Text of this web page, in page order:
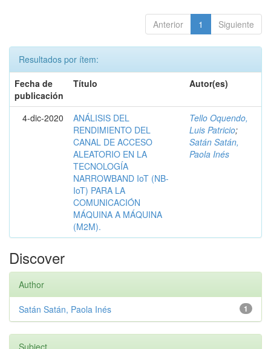
Anterior 1 Siguiente
Resultados por ítem:
Fecha de
publicación
Título Autor(es)
4-dic-2020
ANÁLISIS DEL
RENDIMIENTO DEL
CANAL DE ACCESO
ALEATORIO EN LA
TECNOLOGÍA
NARROWBAND IoT (NB-
IoT) PARA LA
COMUNICACIÓN
MÁQUINA A MÁQUINA
(M2M).
Tello Oquendo,
Luis Patricio;
Satán Satán,
Paola Inés
Discover
Author
1
Satán Satán, Paola Inés
Subject